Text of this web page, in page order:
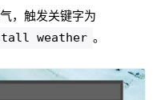
，触发关键字为
weather 。